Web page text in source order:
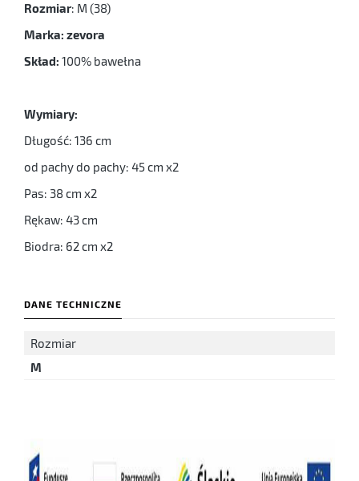
Rozmiar: M (38)
Marka: zevora
Skład: 100% bawełna
Wymiary:
Długość: 136 cm
od pachy do pachy: 45 cm x2
Pas: 38 cm x2
Rękaw: 43 cm
Biodra: 62 cm x2
DANE TECHNICZNE
Rozmiar
M